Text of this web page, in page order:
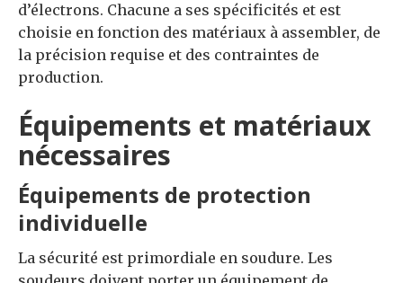
d’électrons. Chacune a ses spécificités et est
choisie en fonction des matériaux à assembler, de
la précision requise et des contraintes de
production.
Équipements et matériaux
nécessaires
Équipements de protection
individuelle
La sécurité est primordiale en soudure. Les